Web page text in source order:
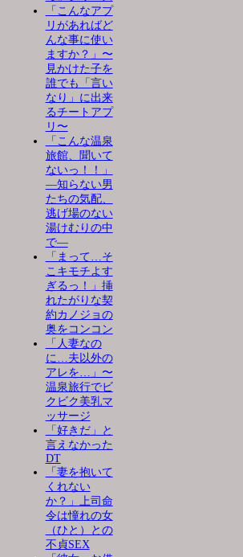
「こんなアプ
リがあればど
んな事に使い
ますか？」〜
見かけた子を
誰でも「言い
なり」に出来
るチートアプ
リ〜
「こんな温泉
旅館、聞いて
ないっ！！」
―知らない男
たちの気配、
逃げ場のない
湯けむりの中
で―
「まって…そ
こキモチよす
ぎるっ！」挿
れたがりな契
約カノジョの
奥をコンコン
「人妻なの
に…夫以外の
アレを…」〜
温泉旅行でビ
クビク美乳マ
ッサージ
「好きだ」と
言えなかった
DT
「妻を抱いて
くれない
か？」上司命
令は憧れの女
（ひと）との
不貞SEX